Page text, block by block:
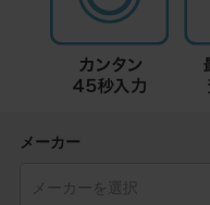
メーカー